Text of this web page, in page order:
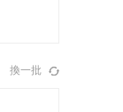
換一批